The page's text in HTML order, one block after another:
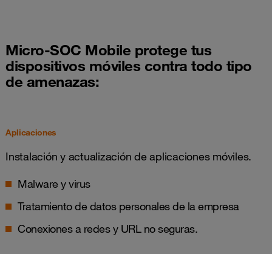
Micro-SOC Mobile protege tus
dispositivos móviles contra todo tipo
de amenazas:
Aplicaciones
Instalación y actualización de aplicaciones móviles.
Malware y virus
Tratamiento de datos personales de la empresa
Conexiones a redes y URL no seguras.